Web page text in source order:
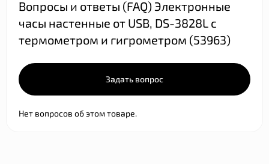
Вопросы и ответы (FAQ) Электронные
часы настенные от USB, DS-3828L с
термометром и гигрометром (53963)
Задать вопрос
Нет вопросов об этом товаре.